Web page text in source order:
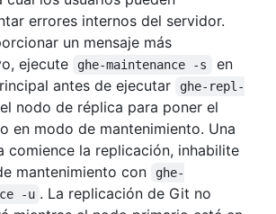
errores internos del servidor.
un mensaje más
ejecute
ghe-maintenance -s
en
antes de ejecutar
ghe-repl-
nodo de réplica para poner el
en modo de mantenimiento. Una
comience la replicación, inhabilite
mantenimiento con
ghe-
-u . La replicación de Git no